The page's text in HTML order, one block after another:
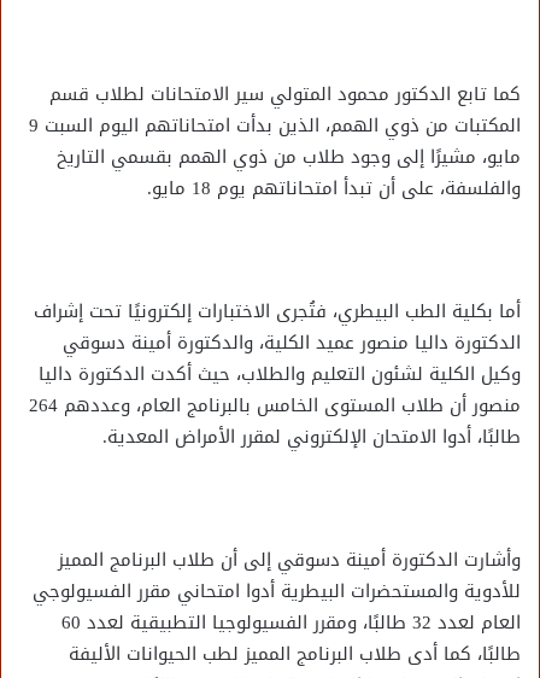
كما تابع الدكتور محمود المتولي سير الامتحانات لطلاب قسم
المكتبات من ذوي الهمم، الذين بدأت امتحاناتهم اليوم السبت 9
مايو، مشيرًا إلى وجود طلاب من ذوي الهمم بقسمي التاريخ
والفلسفة، على أن تبدأ امتحاناتهم يوم 18 مايو.
أما بكلية الطب البيطري، فتُجرى الاختبارات إلكترونيًا تحت إشراف
الدكتورة داليا منصور عميد الكلية، والدكتورة أمينة دسوقي
وكيل الكلية لشئون التعليم والطلاب، حيث أكدت الدكتورة داليا
منصور أن طلاب المستوى الخامس بالبرنامج العام، وعددهم 264
طالبًا، أدوا الامتحان الإلكتروني لمقرر الأمراض المعدية.
وأشارت الدكتورة أمينة دسوقي إلى أن طلاب البرنامج المميز
للأدوية والمستحضرات البيطرية أدوا امتحاني مقرر الفسيولوجي
العام لعدد 32 طالبًا، ومقرر الفسيولوجيا التطبيقية لعدد 60
طالبًا، كما أدى طلاب البرنامج المميز لطب الحيوانات الأليفة